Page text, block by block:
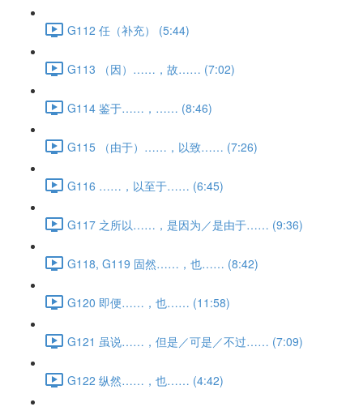
G112 任（补充） (5:44)
G113 （因）……，故…… (7:02)
G114 鉴于……，…… (8:46)
G115 （由于）……，以致…… (7:26)
G116 ……，以至于…… (6:45)
G117 之所以……，是因为／是由于…… (9:36)
G118, G119 固然……，也…… (8:42)
G120 即便……，也…… (11:58)
G121 虽说……，但是／可是／不过…… (7:09)
G122 纵然……，也…… (4:42)